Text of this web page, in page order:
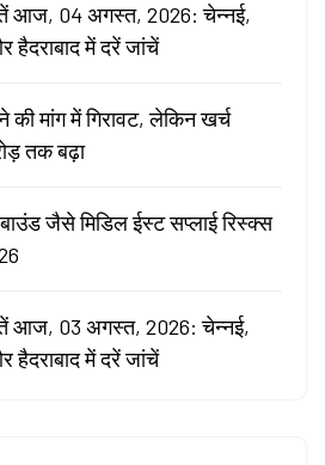
आज, 04 अगस्त, 2026: चेन्नई,
हैदराबाद में दरें जांचें
की मांग में गिरावट, लेकिन खर्च
तक बढ़ा
जैसे मिडिल ईस्ट सप्लाई रिस्क्स
आज, 03 अगस्त, 2026: चेन्नई,
हैदराबाद में दरें जांचें